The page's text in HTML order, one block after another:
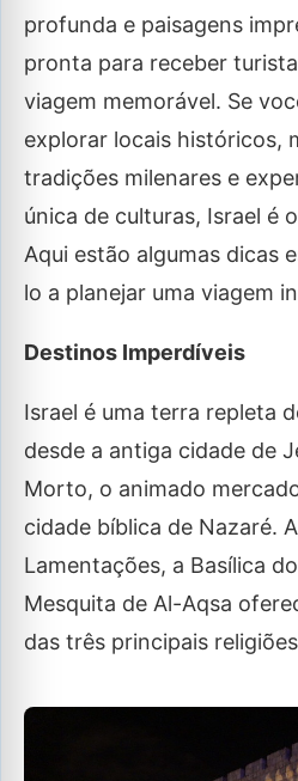
profunda e paisagens
pronta para receber
viagem memorável. Se
explorar locais históricos,
tradições milenares e
única de culturas, Israel é
Aqui estão algumas dicas
lo a planejar uma viagem
Destinos Imperdíveis
Israel é uma terra repleta
desde a antiga cidade de
Morto, o animado
cidade bíblica de Nazaré.
Lamentações, a Basílica
Mesquita de Al-Aqsa
das três principais